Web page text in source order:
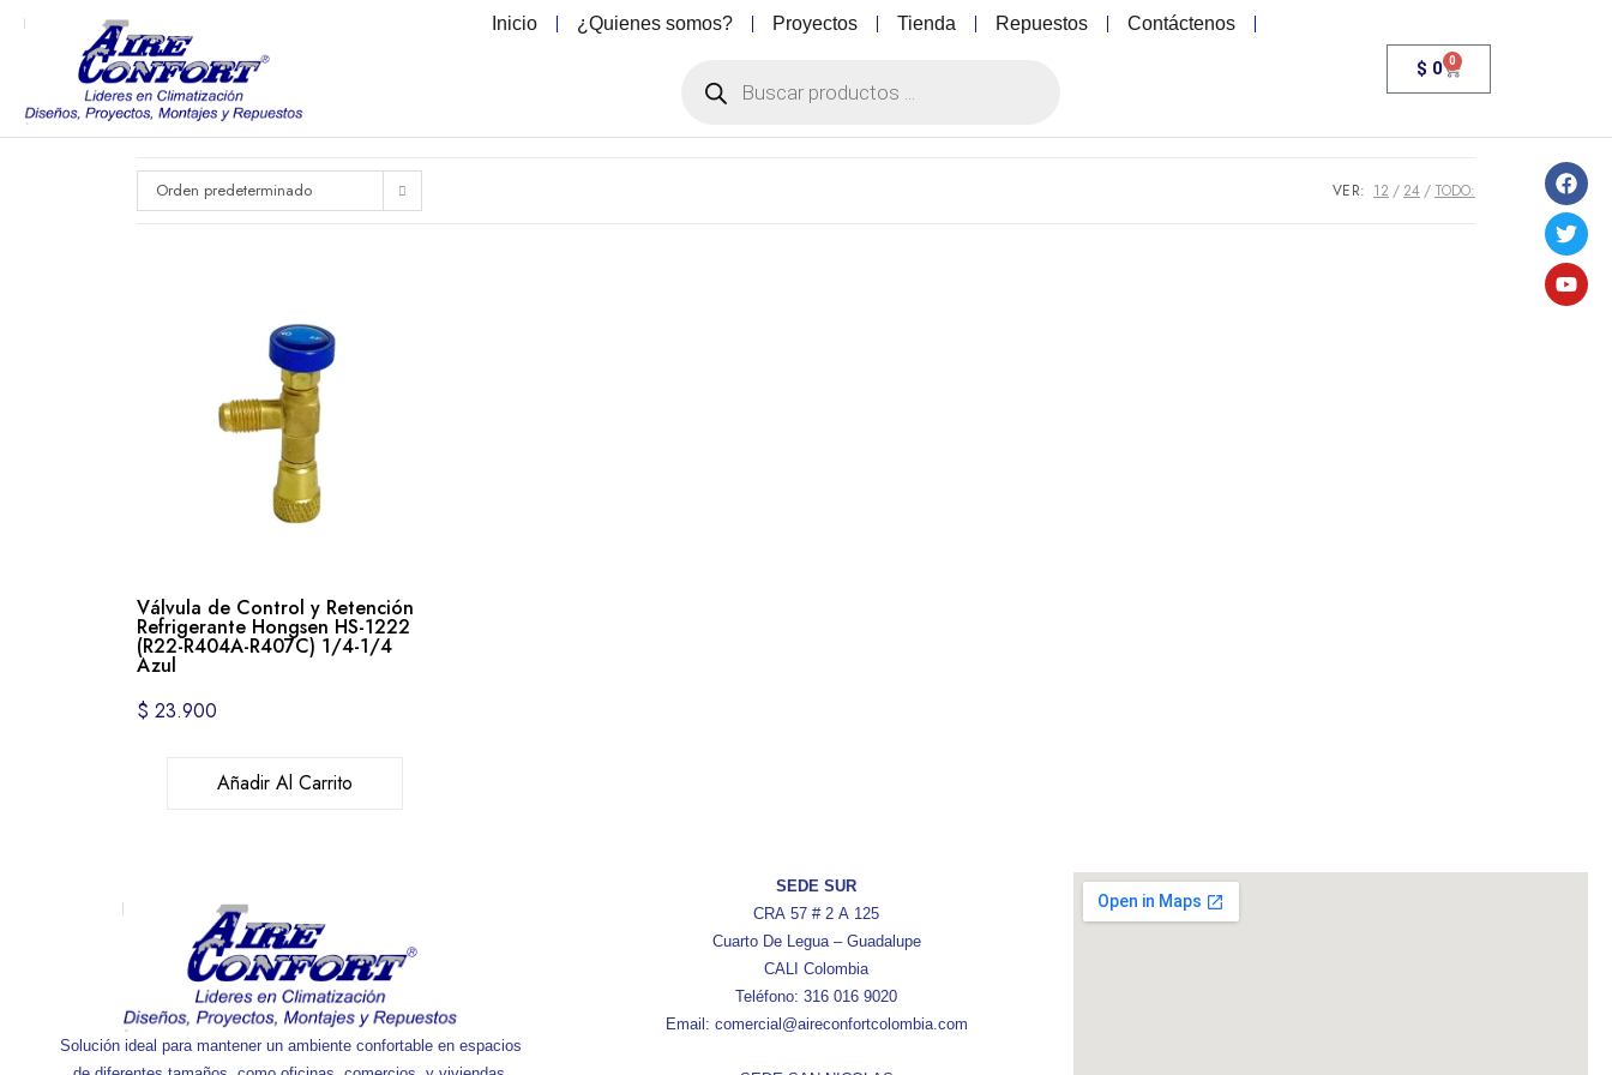
Inicio ¿Quienes somos? Proyectos Tienda Repuestos Contáctenos
$ 0 0
Orden predeterminado VER: 12 24 TODO:
Válvula de Control y Retención
Refrigerante Hongsen HS-1222
(R22-R404A-R407C) 1/4-1/4
Azul
$ 23.900
Añadir Al Carrito
Solución ideal para mantener un ambiente confortable en espacios
SEDE SUR
CRA 57 # 2 A 125
Cuarto De Legua – Guadalupe
CALI Colombia
Teléfono: 316 016 9020
Email: comercial@aireconfortcolombia.com